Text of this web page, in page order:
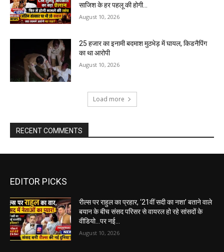
साजिश के हर पहलू की होगी...
August 10, 2026
25 हजार का इनामी बदमाश मुठभेड़ में घायल, किडनैपिंग
का था आरोपी
August 10, 2026
Load more
RECENT COMMENTS
EDITOR PICKS
रील्स पर राहुल का प्रहार, ‘21वीं सदी का नशा’ बताने वाले
बयान के बीच संसद परिसर से वायरल हो रहे सांसदों के
वीडियो…पर नई...
August 10, 2026